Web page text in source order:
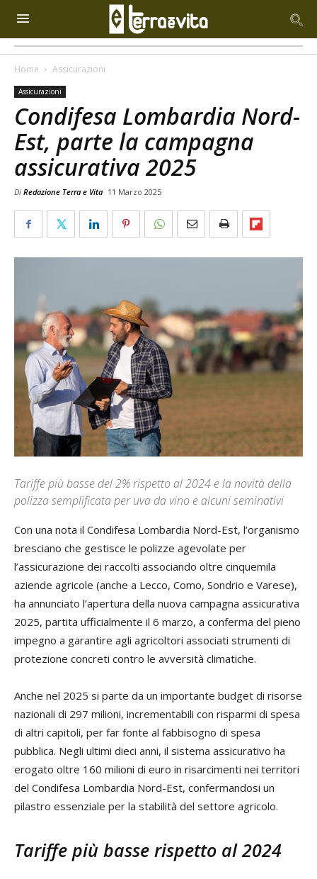
Home Assicurazioni
Assicurazioni
Condifesa Lombardia Nord-
Est, parte la campagna
assicurativa 2025
Di Redazione Terra e Vita 11 Marzo 2025
Tariffe più basse del 2% rispetto al 2024 e la novità della
polizza semplificata per uva da vino e alcuni seminativi
Con una nota il Condifesa Lombardia Nord-Est, l’organismo
bresciano che gestisce le polizze agevolate per
l’assicurazione dei raccolti associando oltre cinquemila
aziende agricole (anche a Lecco, Como, Sondrio e Varese),
ha annunciato l’apertura della nuova campagna assicurativa
2025, partita ufficialmente il 6 marzo, a conferma del pieno
impegno a garantire agli agricoltori associati strumenti di
protezione concreti contro le avversità climatiche.
Anche nel 2025 si parte da un importante budget di risorse
nazionali di 297 milioni, incrementabili con risparmi di spesa
di altri capitoli, per far fonte al fabbisogno di spesa
pubblica. Negli ultimi dieci anni, il sistema assicurativo ha
erogato oltre 160 milioni di euro in risarcimenti nei territori
del Condifesa Lombardia Nord-Est, confermandosi un
pilastro essenziale per la stabilità del settore agricolo.
Tariffe più basse rispetto al 2024